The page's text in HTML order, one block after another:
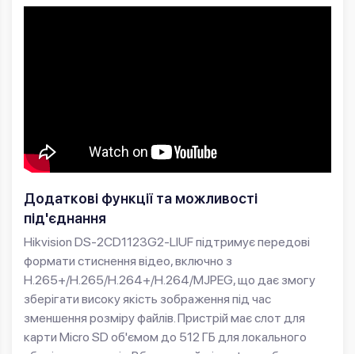
Додаткові функції та можливості
під'єднання
Hikvision DS-2CD1123G2-LIUF підтримує передові
формати стиснення відео, включно з
H.265+/H.265/H.264+/H.264/MJPEG, що дає змогу
зберігати високу якість зображення під час
зменшення розміру файлів. Пристрій має слот для
карти Micro SD об'ємом до 512 ГБ для локального